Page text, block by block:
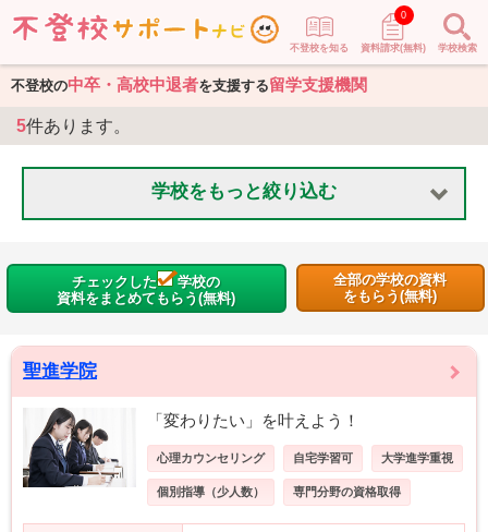
不登校を知る 資料請求(無料)
0
学校検索
不登校の中卒・高校中退者を支援する留学支援機関
5件あります。
学校をもっと絞り込む
チェックした
学校の
資料をまとめてもらう(無料)
全部の学校の資料
をもらう(無料)
聖進学院
「変わりたい」を叶えよう！
心理カウンセリング 自宅学習可 大学進学重視
個別指導（少人数） 専門分野の資格取得